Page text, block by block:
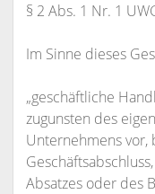
§ 2 Abs. 1 Nr. 1
Im Sinne dieses
„geschäftliche
zugunsten des
Unternehmens
Absatzes oder des